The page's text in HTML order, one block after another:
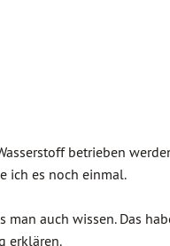
betrieben
ich es noch einmal.
auch wissen. Das
erklären.